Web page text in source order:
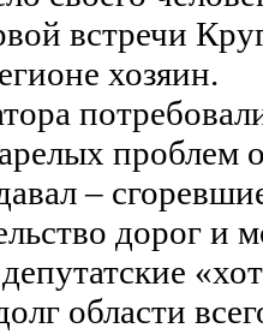
встречи
хозяин.
проблем
–
дорог
области